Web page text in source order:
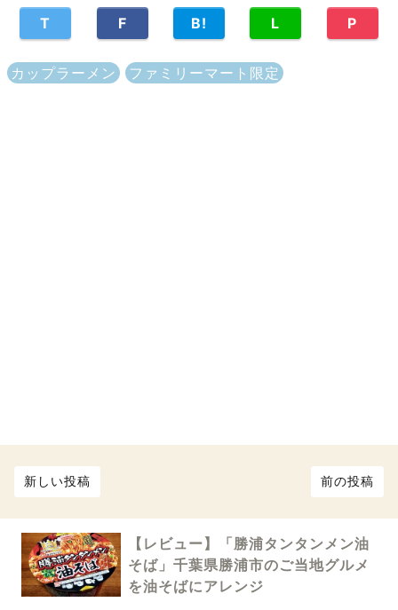
T F B! L P
カップラーメン ファミリーマート限定
新しい投稿 前の投稿
【レビュー】「勝浦タンタンメン油
そば」千葉県勝浦市のご当地グルメ
を油そばにアレンジ